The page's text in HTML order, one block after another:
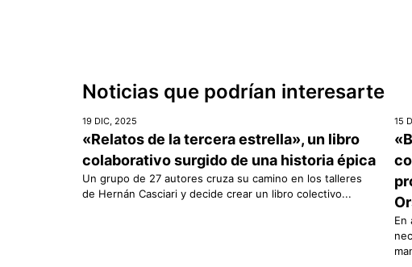
Noticias que podrían interesarte
19 DIC, 2025
«Relatos de la tercera estrella», un libro
colaborativo surgido de una historia épica
Un grupo de 27 autores cruza su camino en los talleres
de Hernán Casciari y decide crear un libro colectivo...
15
En